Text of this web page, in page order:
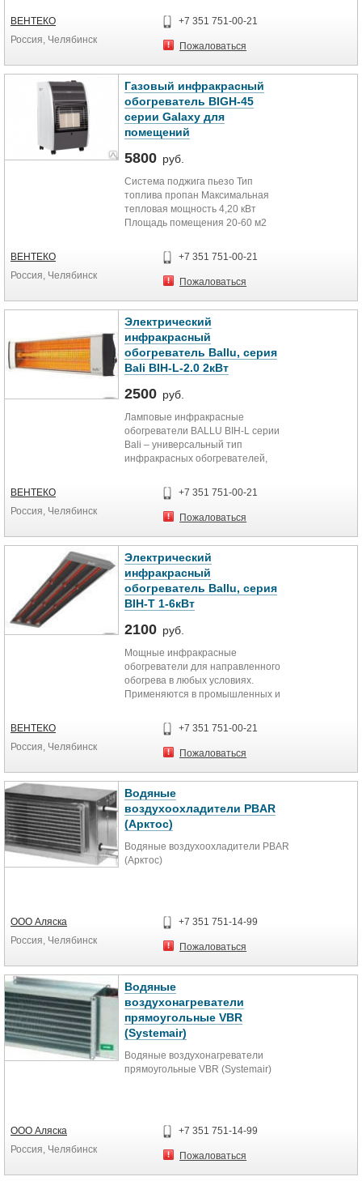
Марка
207/327...
ВЕНТЕКО
Россия, Челябинск
+7 351 751-00-21
Пожаловаться
Газовый инфракрасный
обогреватель BIGH-45
серии Galaxy для
помещений
5800 руб.
Система поджига пьезо Тип
топлива пропан Максимальная
тепловая мощность 4,20 кВт
Площадь помещения 20-60 м2
110/207/305...
ВЕНТЕКО
Россия, Челябинск
+7 351 751-00-21
Пожаловаться
Электрический
инфракрасный
обогреватель Ballu, серия
Bali BIH-L-2.0 2кВт
2500 руб.
Ламповые инфракрасные
обогреватели BALLU BIH-L серии
Bali – универсальный тип
инфракрасных обогревателей,
обогрева как...
ВЕНТЕКО
Россия, Челябинск
+7 351 751-00-21
Пожаловаться
Электрический
инфракрасный
обогреватель Ballu, серия
BIH-T 1-6кВт
2100 руб.
Мощные инфракрасные
обогреватели для направленного
обогрева в любых условиях.
Применяются в промышленных и
ангарах,...
ВЕНТЕКО
Россия, Челябинск
+7 351 751-00-21
Пожаловаться
Водяные
воздухоохладители PBAR
(Арктос)
Водяные воздухоохладители PBAR
(Арктос)
ООО Аляска
Россия, Челябинск
+7 351 751-14-99
Пожаловаться
Водяные
воздухонагреватели
прямоугольные VBR
(Systemair)
Водяные воздухонагреватели
прямоугольные VBR (Systemair)
ООО Аляска
Россия, Челябинск
+7 351 751-14-99
Пожаловаться